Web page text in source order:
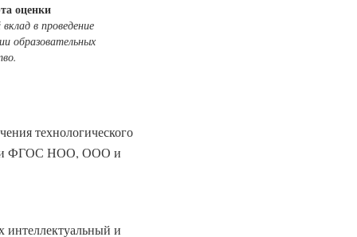
оценки
в проведение
образовательных
технологического
ФГОС НОО, ООО и
и